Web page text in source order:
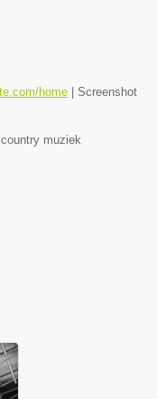
home
Screenshot
muziek